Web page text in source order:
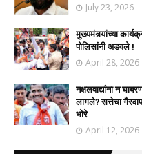
July 23, 2026
मुख्यमंत्र्यांच्या
पोलिसांनी अडवले !
April 28, 2026
नक्षलवाद्यांना न
लागले? सत्तेचा
भोरे
April 12, 2026